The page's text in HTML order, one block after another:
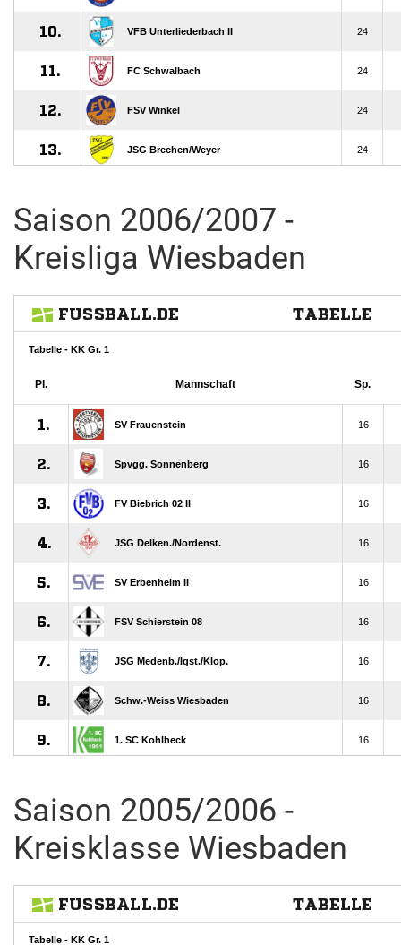
Saison 2006/2007 -
Kreisliga Wiesbaden
Saison 2005/2006 -
Kreisklasse Wiesbaden